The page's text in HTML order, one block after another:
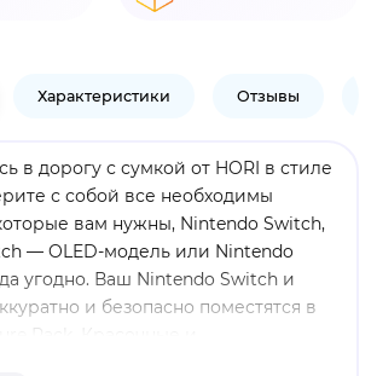
Характеристики Отзывы
в дорогу с сумкой от HORI в стиле
с собой все необходимы
вам нужны, Nintendo Switch,
— OLED-модель или Nintendo
угодно. Ваш Nintendo Switch и
и безопасно поместятся в
Pack. Красочные и